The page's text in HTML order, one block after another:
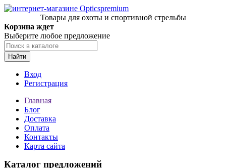
Товары для охоты и спортивной стрельбы
Корзина ждет
Выберите любое предложение
Найти
Вход
Регистрация
Главная
Блог
Доставка
Оплата
Контакты
Карта сайта
Каталог предложений